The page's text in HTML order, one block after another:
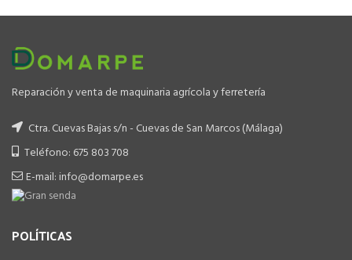
Reparación y venta de maquinaria agrícola y ferretería
Ctra. Cuevas Bajas s/n - Cuevas de San Marcos (Málaga)
Teléfono: 675 803 708
E-mail: info@domarpe.es
POLÍTICAS